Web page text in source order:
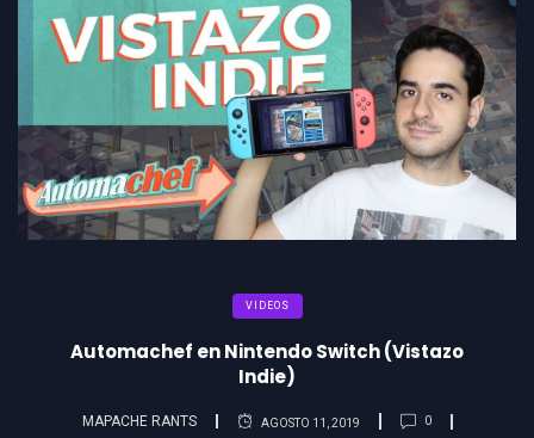
VIDEOS
Automachef en Nintendo Switch (Vistazo
Indie)
MAPACHE RANTS AGOSTO 11, 2019 0